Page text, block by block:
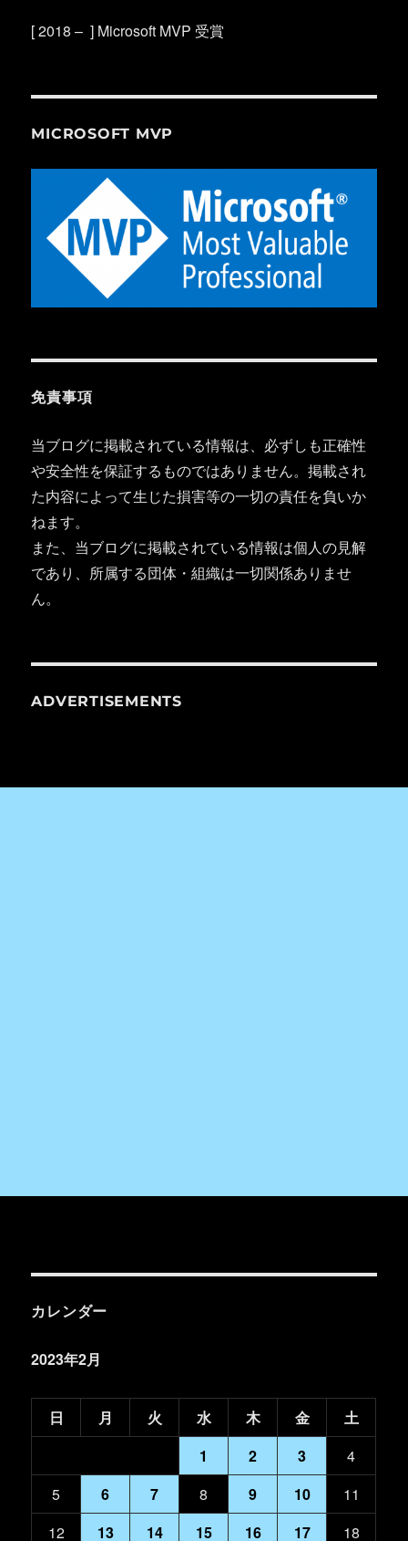
[ 2018 – ] Microsoft MVP 受賞
MICROSOFT MVP
免責事項
当ブログに掲載されている情報は、必ずしも正確性
や安全性を保証するものではありません。掲載され
た内容によって生じた損害等の一切の責任を負いか
ねます。
また、当ブログに掲載されている情報は個人の見解
であり、所属する団体・組織は一切関係ありませ
ん。
ADVERTISEMENTS
カレンダー
2023年2月
日 月 火 水 木 金
土
1
2 3
4
5
6 7 8 9 10
11
12
13 14 15 16 17 18